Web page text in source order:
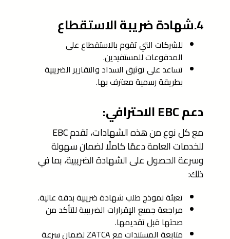
4.شهادة ضريبة الاستقطاع
للشركات التي تقوم بالاستقطاع على
المدفوعات للمستفيدين.
تساعد على توثيق السداد والتقارير الضريبية
بطريقة رسمية معترف بها.
دعم EBC الاحترافي:
مع كل نوع من هذه الشهادات، تقدم EBC
للخدمات العامة دعمًا كاملًا لضمان سهولة
وسرعة الحصول على الشهادة الضريبية، بما في
ذلك:
تعبئة نموذج طلب شهادة ضريبية بدقة عالية.
مراجعة جميع الإقرارات الضريبية للتأكد من
صحتها قبل تقديمها.
متابعة المستندات مع ZATCA لضمان سرعة